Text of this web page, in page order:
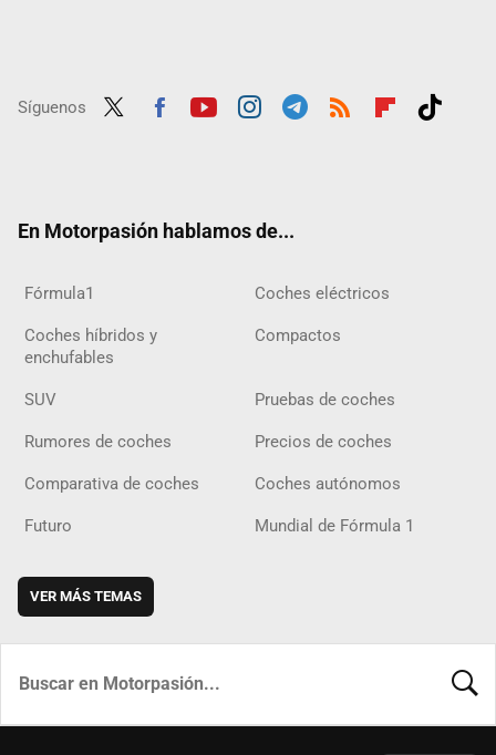
Síguenos
En Motorpasión hablamos de...
Fórmula1 Coches eléctricos
Coches híbridos y
enchufables
Compactos
SUV Pruebas de coches
Rumores de coches Precios de coches
Comparativa de coches Coches autónomos
Futuro Mundial de Fórmula 1
VER MÁS TEMAS